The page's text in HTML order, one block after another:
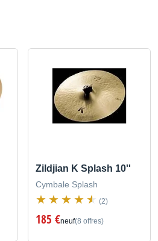
Zildjian K Splash 10''
Cymbale Splash
(2)
185 €neuf(8 offres)